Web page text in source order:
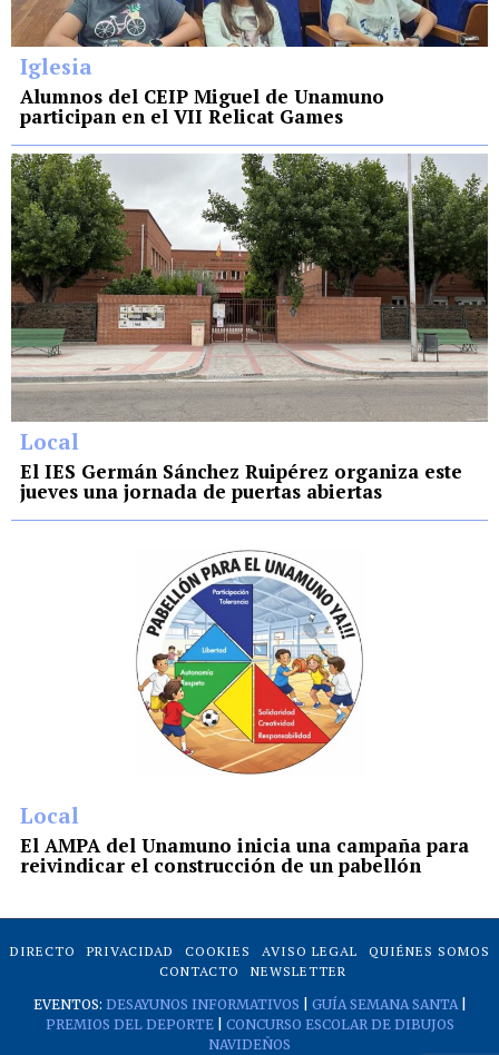
Iglesia
Alumnos del CEIP Miguel de Unamuno
participan en el VII Relicat Games
Local
El IES Germán Sánchez Ruipérez organiza este
jueves una jornada de puertas abiertas
Local
El AMPA del Unamuno inicia una campaña para
reivindicar el construcción de un pabellón
DIRECTO PRIVACIDAD COOKIES AVISO LEGAL
QUIÉNES SOMOS
CONTACTO
NEWSLETTER
EVENTOS: DESAYUNOS INFORMATIVOS GUÍA SEMANA SANTA|
PREMIOS DEL DEPORTE| CONCURSO ESCOLAR DE DIBUJOS
NAVIDEÑOS